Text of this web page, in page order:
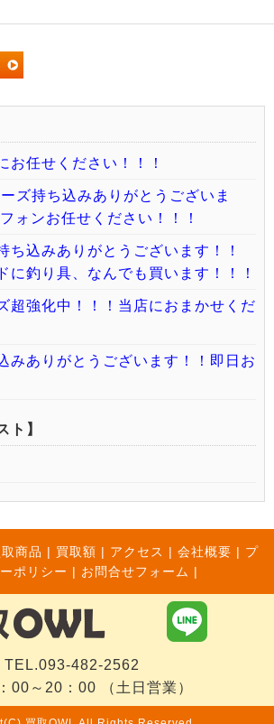
お任せください！！！
ズ持ち込みありがとうございま
ォンお任せください！！！
ち込みありがとうございます！！
に釣り具、なんでも買います！！！
超強化中！！！当店におまかせくだ
みありがとうございます！！即日お
ト】
商品 | 買取額 | アクセス | 会社概要 | プ
ポリシー | お問合せフォーム |
TEL.093-482-2562
00～20：00 （土日営業）